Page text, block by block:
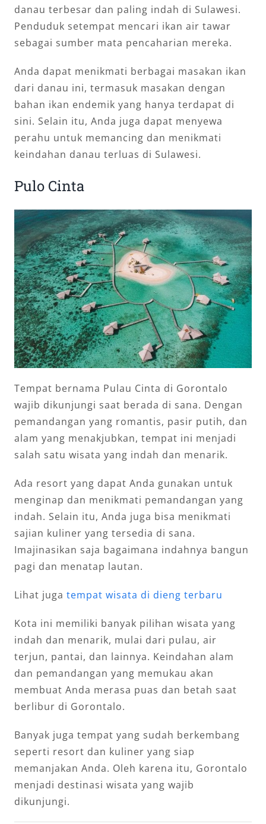
danau terbesar dan paling indah di Sulawesi.
Penduduk setempat mencari ikan air tawar
sebagai sumber mata pencaharian mereka.
Anda dapat menikmati berbagai masakan ikan
dari danau ini, termasuk masakan dengan
bahan ikan endemik yang hanya terdapat di
sini. Selain itu, Anda juga dapat menyewa
perahu untuk memancing dan menikmati
keindahan danau terluas di Sulawesi.
Pulo Cinta
Tempat bernama Pulau Cinta di Gorontalo
wajib dikunjungi saat berada di sana. Dengan
pemandangan yang romantis, pasir putih, dan
alam yang menakjubkan, tempat ini menjadi
salah satu wisata yang indah dan menarik.
Ada resort yang dapat Anda gunakan untuk
menginap dan menikmati pemandangan yang
indah. Selain itu, Anda juga bisa menikmati
sajian kuliner yang tersedia di sana.
Imajinasikan saja bagaimana indahnya bangun
pagi dan menatap lautan.
Lihat juga tempat wisata di dieng terbaru
Kota ini memiliki banyak pilihan wisata yang
indah dan menarik, mulai dari pulau, air
terjun, pantai, dan lainnya. Keindahan alam
dan pemandangan yang memukau akan
membuat Anda merasa puas dan betah saat
berlibur di Gorontalo.
Banyak juga tempat yang sudah berkembang
seperti resort dan kuliner yang siap
memanjakan Anda. Oleh karena itu, Gorontalo
menjadi destinasi wisata yang wajib
dikunjungi.